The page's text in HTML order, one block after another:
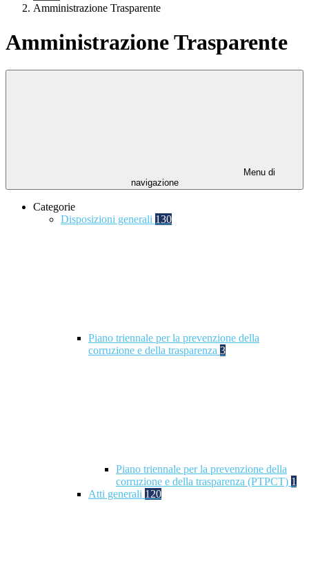
Amministrazione Trasparente
Amministrazione Trasparente
Menu di
navigazione
Categorie
Disposizioni generali 130
Piano triennale per la prevenzione della
corruzione e della trasparenza 3
Piano triennale per la prevenzione della
corruzione e della trasparenza (PTPCT) 1
Atti generali 120